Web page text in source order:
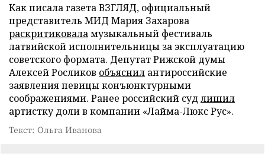
Как писала газета ВЗГЛЯД, официальный
представитель МИД Мария Захарова
раскритиковаламузыкальный фестиваль
латвийской исполнительницы за эксплуатацию
советского формата. Депутат Рижской думы
Алексей Росликов объяснил антироссийские
заявления певицы конъюнктурными
соображениями. Ранее российский суд лишил
артистку доли в компании «Лайма-Люкс Рус».
Текст: Ольга Иванова